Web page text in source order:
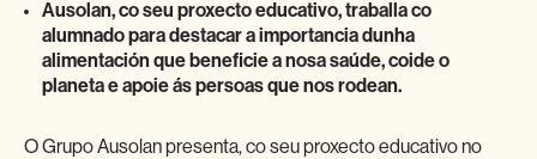
Ausolan, co seu proxecto educativo, traballa co
alumnado para destacar a importancia dunha
alimentación que beneficie a nosa saúde, coide o
planeta e apoie ás persoas que nos rodean.
O Grupo Ausolan presenta, co seu proxecto educativo no